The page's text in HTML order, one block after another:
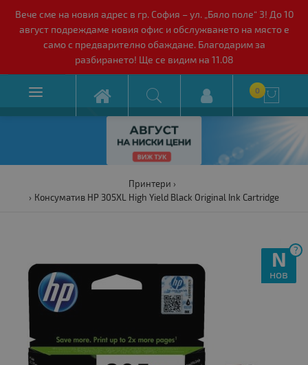
Вече сме на новия адрес в гр. София – ул. „Бяло поле“ 3! До 10
август подреждаме новия офис и обслужването на място е
само с предварително обаждане. Благодарим за
разбирането! Ще се видим на 11.08
 0 
Принтери
Консуматив HP 305XL High Yield Black Original Ink Cartridge
?
N
нов